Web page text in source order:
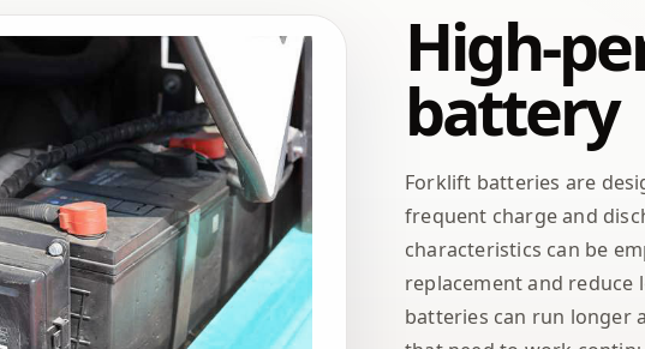
High-
battery
Forklift batteries are
frequent charge and
characteristics can be
replacement and
batteries can run longer